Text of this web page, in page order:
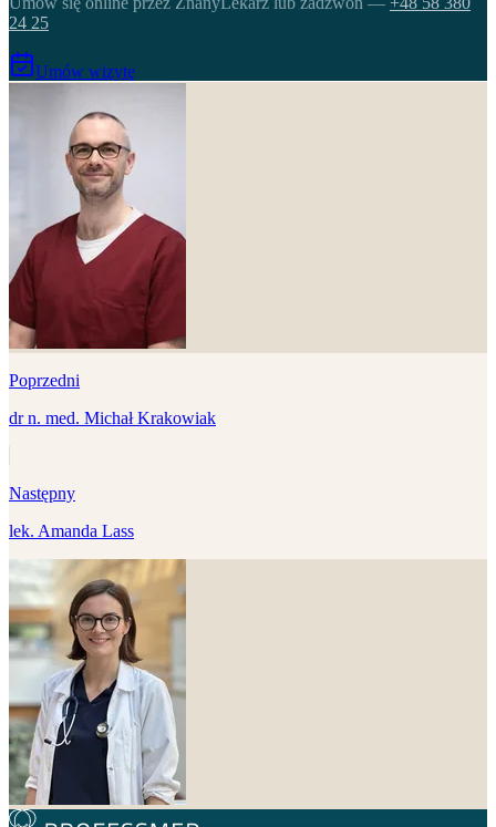
24 25
Umów wizytę
Poprzedni
dr n. med. Michał Krakowiak
Następny
lek. Amanda Lass